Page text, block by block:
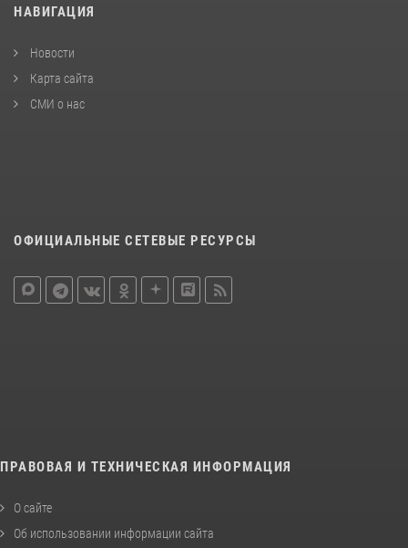
НАВИГАЦИЯ
Новости
Карта сайта
СМИ о нас
ОФИЦИАЛЬНЫЕ СЕТЕВЫЕ РЕСУРСЫ
ПРАВОВАЯ И ТЕХНИЧЕСКАЯ ИНФОРМАЦИЯ
О сайте
Об использовании информации сайта